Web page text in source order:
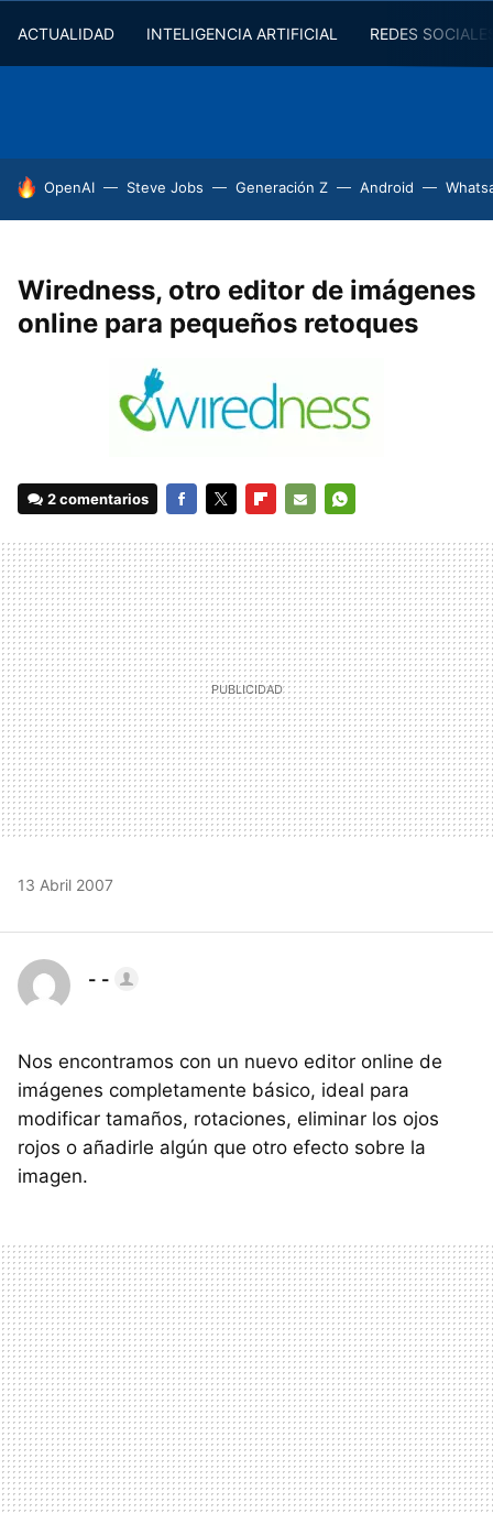
ACTUALIDAD INTELIGENCIA ARTIFICIAL REDES
HOY SE HABLA DE
OpenAI Steve Jobs Generación Z Android
Wiredness, otro editor de imágenes
online para pequeños retoques
2 comentarios
MAIL
13 Abril 2007
- -
Nos encontramos con un nuevo editor online de
imágenes completamente básico, ideal para
modificar tamaños, rotaciones, eliminar los ojos
rojos o añadirle algún que otro efecto sobre la
imagen.